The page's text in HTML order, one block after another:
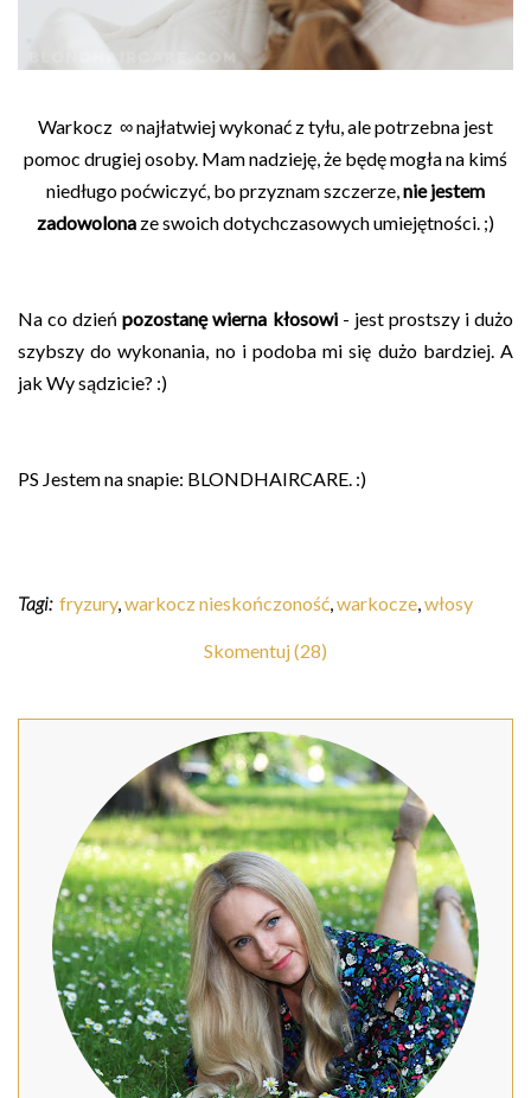
Warkocz ∞ najłatwiej wykonać z tyłu, ale potrzebna jest
pomoc drugiej osoby. Mam nadzieję, że będę mogła na kimś
niedługo poćwiczyć, bo przyznam szczerze,nie jestem
zadowolona ze swoich dotychczasowych umiejętności. ;)
Na co dzieńpozostanę wierna kłosowi- jest prostszy i dużo
szybszy do wykonania, no i podoba mi się dużo bardziej. A
jak Wy sądzicie? :)
PS Jestem na snapie: BLONDHAIRCARE. :)
Tagi: fryzury,warkocz nieskończoność,warkocze,włosy
Skomentuj (28)